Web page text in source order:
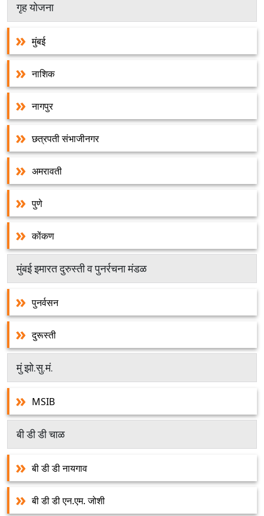
गृह योजना
मुंबई
नाशिक
नागपुर
छत्रपती संभाजीनगर
अमरावती
पुणे
कोंकण
मुंबई इमारत दुरुस्ती व पुनर्रचना मंडळ
पुनर्वसन
दुरूस्ती
मुं झो.सु.मं.
MSIB
बी डी डी चाळ
बी डी डी नायगाव
बी डी डी एन.एम. जोशी